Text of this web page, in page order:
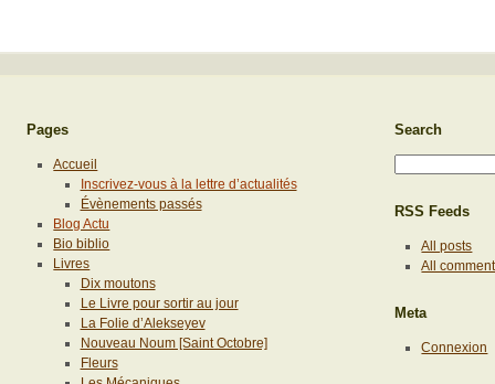
Pages
Accueil
Inscrivez-vous à la lettre d’actualités
Évènements passés
Blog Actu
Bio biblio
Livres
Dix moutons
Le Livre pour sortir au jour
La Folie d’Alekseyev
Nouveau Noum [Saint Octobre]
Fleurs
Search
RSS Feeds
All posts
All
Meta
Connexion